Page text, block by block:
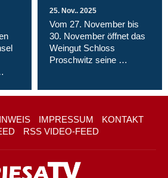
25. Nov.. 2025
Vom 27. November bis
30. November öffnet das
Weingut Schloss
Proschwitz seine …
IMPRESSUM
KONTAKT
RSS VIDEO-FEED